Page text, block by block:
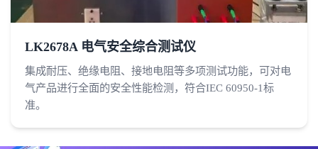
LK2678A 电气安全综合测试仪
集成耐压、绝缘电阻、接地电阻等多项测试功能，可对电
气产品进行全面的安全性能检测，符合IEC 60950-1标
准。